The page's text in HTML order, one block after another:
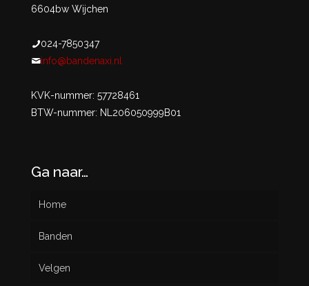
6604bw Wijchen
024-7850347
info@bandenaxi.nl
KVK-nummer: 57728461
BTW-nummer: NL206050999B01
Ga naar…
Home
Banden
Nieuw
Velgen